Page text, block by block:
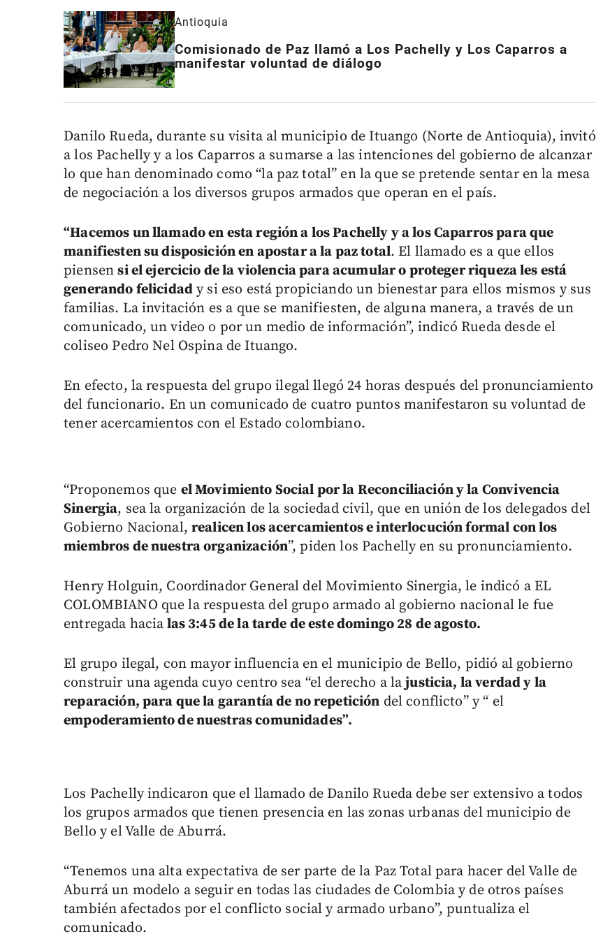
Antioquia
Comisionado de Paz llamó a Los Pachelly y Los Caparros a
manifestar voluntad de diálogo
Danilo Rueda, durante su visita al municipio de Ituango (Norte de Antioquia), invitó
a los Pachelly y a los Caparros a sumarse a las intenciones del gobierno de alcanzar
lo que han denominado como “la paz total” en la que se pretende sentar en la mesa
de negociación a los diversos grupos armados que operan en el país.
“Hacemos un llamado en esta región a los Pachelly y a los Caparros para que
manifiesten su disposición en apostar a la paz total. El llamado es a que ellos
piensensi el ejercicio de la violencia para acumular o proteger riqueza les está
generando felicidad y si eso está propiciando un bienestar para ellos mismos y sus
familias. La invitación es a que se manifiesten, de alguna manera, a través de un
comunicado, un video o por un medio de información”, indicó Rueda desde el
coliseo Pedro Nel Ospina de Ituango.
En efecto, la respuesta del grupo ilegal llegó 24 horas después del pronunciamiento
del funcionario. En un comunicado de cuatro puntos manifestaron su voluntad de
tener acercamientos con el Estado colombiano.
“Proponemos que el Movimiento Social por la Reconciliación y la Convivencia
Sinergia, sea la organización de la sociedad civil, que en unión de los delegados del
Gobierno Nacional,realicen los acercamientos e interlocución formal con los
miembros de nuestra organización”, piden los Pachelly en su pronunciamiento.
Henry Holguin, Coordinador General del Movimiento Sinergia, le indicó a EL
COLOMBIANO que la respuesta del grupo armado al gobierno nacional le fue
entregada hacia las 3:45 de la tarde de este domingo 28 de agosto.
El grupo ilegal, con mayor influencia en el municipio de Bello, pidió al gobierno
construir una agenda cuyo centro sea “el derecho a lajusticia, la verdad y la
reparación, para que la garantía de no repetición del conflicto” y “ el
empoderamiento de nuestras comunidades”.
Los Pachelly indicaron que el llamado de Danilo Rueda debe ser extensivo a todos
los grupos armados que tienen presencia en las zonas urbanas del municipio de
Bello y el Valle de Aburrá.
“Tenemos una alta expectativa de ser parte de la Paz Total para hacer del Valle de
Aburrá un modelo a seguir en todas las ciudades de Colombia y de otros países
también afectados por el conflicto social y armado urbano”, puntualiza el
comunicado.